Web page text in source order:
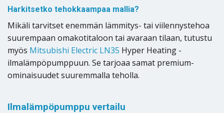
Harkitsetko tehokkaampaa mallia?
Mikäli tarvitset enemmän lämmitys- tai viilennystehoa
suurempaan omakotitaloon tai avaraan tilaan, tutustu
myös Mitsubishi Electric LN35 Hyper Heating -
ilmalämpöpumppuun. Se tarjoaa samat premium-
ominaisuudet suuremmalla teholla.
Ilmalämpöpumppu vertailu